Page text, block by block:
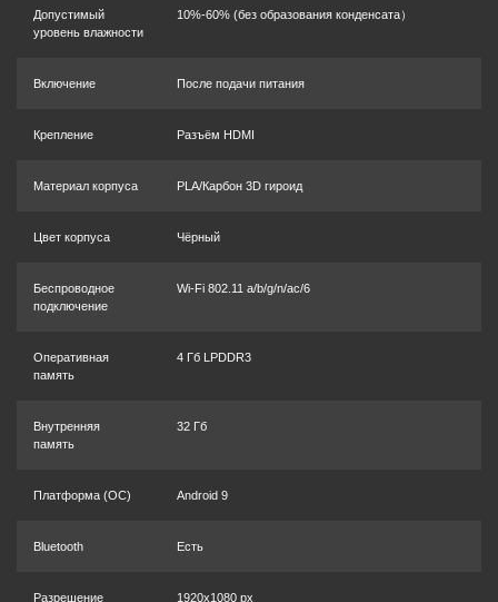
Допустимый
уровень влажности
10%-60% (без образования конденсата）
Включение После подачи питания
Крепление Разъём HDMI
Материал корпуса PLA/Карбон 3D гироид
Цвет корпуса Чёрный
Беспроводное
подключение
Wi-Fi 802.11 a/b/g/n/ac/6
Оперативная
память
4 Гб LPDDR3
Внутренняя
память
32 Гб
Платформа (OC) Android 9
Bluetooth Есть
Разрешение 1920x1080 px